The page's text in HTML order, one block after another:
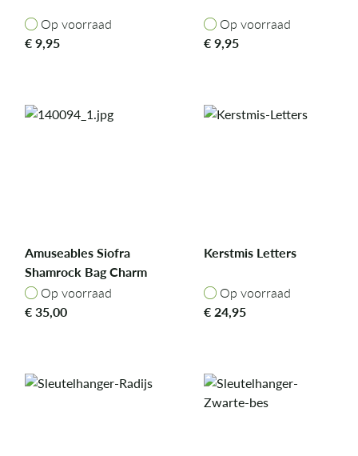
Op voorraad
Op voorraad
€9,95
Op voorraad
Op voorraad
€9,95
Amuseables Siofra
Shamrock Bag Charm
Op voorraad
Op voorraad
€35,00
Kerstmis Letters
Op voorraad
Op voorraad
€24,95